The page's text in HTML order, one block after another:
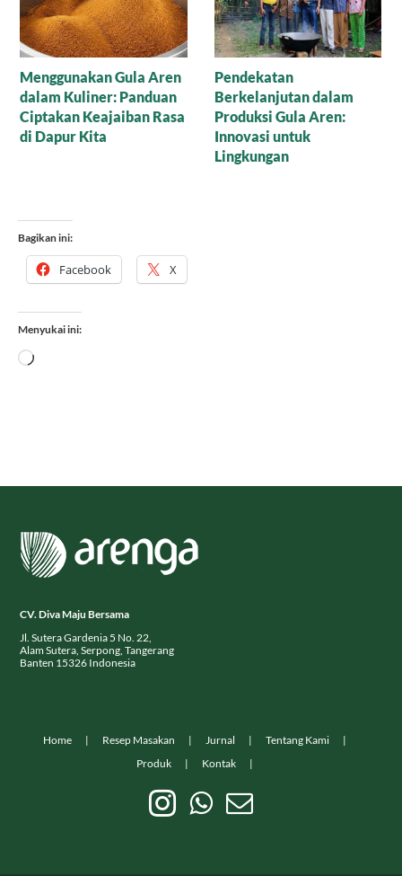
Menjejak Sejarah dan
Kearifan Lokal di Balik
Cetakan Gula Batok
Perbedaan Gula Aren
dan Gula Merah: Si Manis
Mana yang Paling Setia
Menemani Harimu?
Bagikan ini:
Menyukai ini:
Memuat...
Jl. Sutera Gardenia 5 No. 22,
Alam Sutera, Serpong, Tangerang
Banten 15326 Indonesia
Produk
Kontak